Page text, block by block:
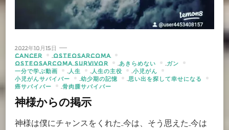
2022年10月15日
CANCER
OSTEOSARCOMA
OSTEOSARCOMA SURVIVOR
あきらめない
ガン
一分で学ぶ動画
人生 人生の主役
小児がん
小児がんサバイバー
幼少期の記憶
思い出を探して幸せになる
癌サバイバー
骨肉腫サバイバー
神様からの掲示
神様は僕にチャンスをくれた 今は、そう思えた 今は